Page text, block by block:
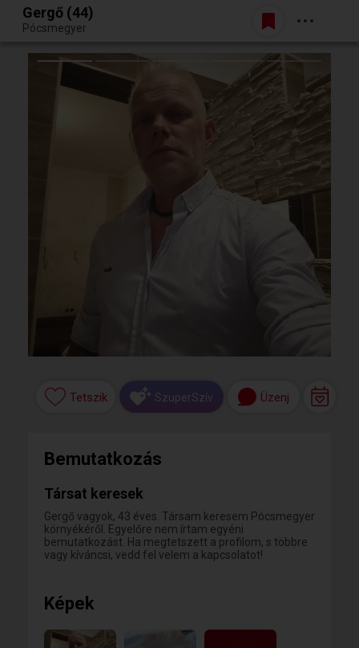
Egy jó randiból bármi lehet.
Belépés
Gergő (44)
Pócsmegyer
Tetszik SzuperSzív Üzenj
Bemutatkozás
Társat keresek
Gergő vagyok, 43 éves. Társam keresem Pócsmegyer
környékéről. Egyelőre nem írtam egyéni
bemutatkozást. Ha megtetszett a profilom, s többre
vagy kíváncsi, vedd fel velem a kapcsolatot!
Képek